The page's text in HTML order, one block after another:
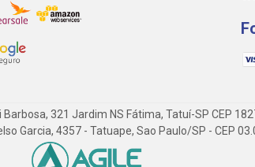
Barbosa, 321 Jardim NS Fátima, Tatuí-SP CEP
Garcia, 4357 - Tatuape, Sao Paulo/SP - CEP